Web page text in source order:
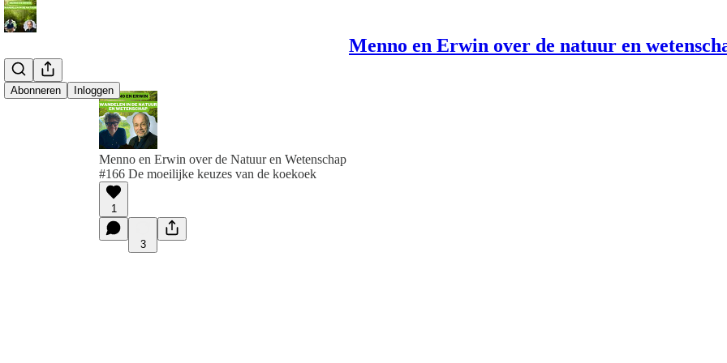
Menno en Erwin over de natuur en
Abonneren Inloggen
Menno en Erwin over de Natuur en Wetenschap
#166 De moeilijke keuzes van de koekoek
1
3